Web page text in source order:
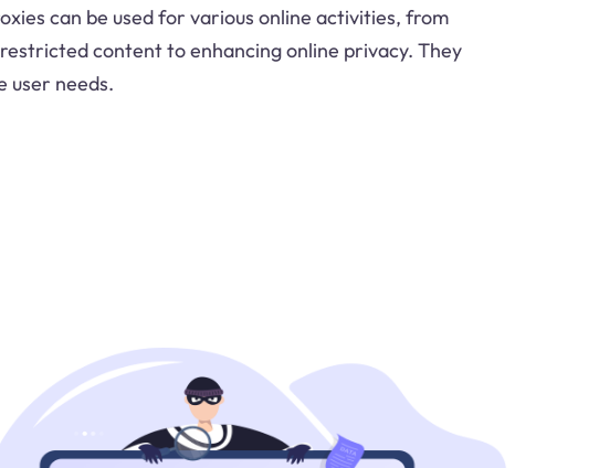
can be used for various online activities, from
content to enhancing online privacy. They
user needs.